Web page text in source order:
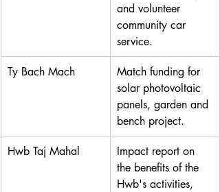
and volunteer
community car
service.
Ty Bach Mach
Match funding for
solar photovoltaic
panels, garden and
bench project.
Hwb Taj Mahal
Impact report on
the benefits of the
Hwb's activities,